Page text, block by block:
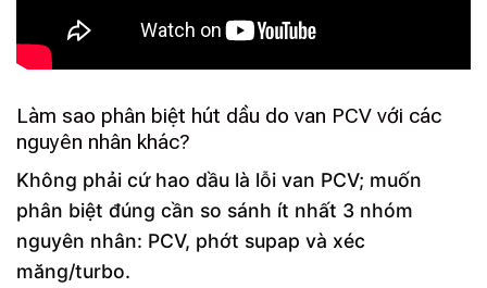
Làm sao phân biệt hút dầu do van PCV với các
nguyên nhân khác?
Không phải cứ hao dầu là lỗi van PCV; muốn
phân biệt đúng cần so sánh ít nhất 3 nhóm
nguyên nhân: PCV, phớt supap và xéc
măng/turbo.